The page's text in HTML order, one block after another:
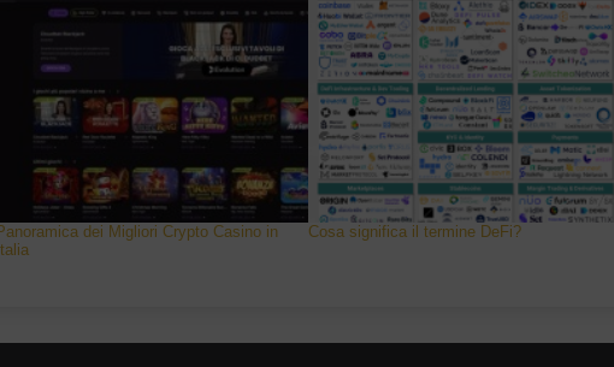
dei Migliori Crypto Casino in
Italia
Cosa significa il termine DeFi?